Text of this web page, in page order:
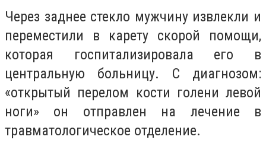
Через заднее стекло мужчину извлекли и
переместили в карету скорой помощи,
которая госпитализировала его в
центральную больницу. С диагнозом:
«открытый перелом кости голени левой
ноги» он отправлен на лечение в
травматологическое отделение.